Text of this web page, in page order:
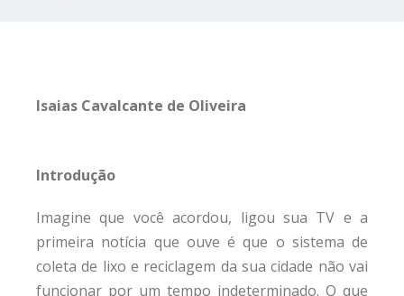
Isaias Cavalcante de Oliveira
Introdução
Imagine que você acordou, ligou sua TV e a
primeira notícia que ouve é que o sistema de
coleta de lixo e reciclagem da sua cidade não vai
funcionar por um tempo indeterminado. O que